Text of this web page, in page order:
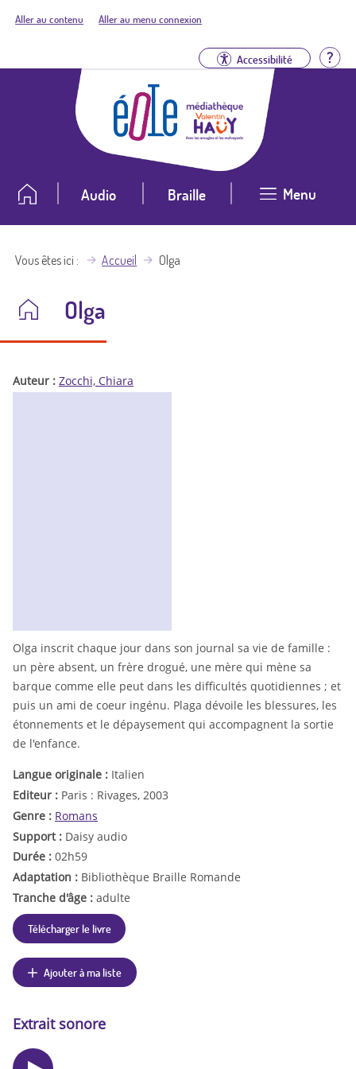
Aller au contenu Aller au menu connexion
Accessibilité
Audio Braille Menu
Vous êtes ici Accueil Olga
Olga
Auteur : Zocchi, Chiara
Olga inscrit chaque jour dans son journal sa vie de famille :
un père absent, un frère drogué, une mère qui mène sa
barque comme elle peut dans les difficultés quotidiennes ; et
puis un ami de coeur ingénu. Plaga dévoile les blessures, les
étonnements et le dépaysement qui accompagnent la sortie
de l'enfance.
Langue originale : Italien
Editeur : Paris : Rivages, 2003
Genre : Romans
Support : Daisy audio
Durée : 02h59
Adaptation : Bibliothèque Braille Romande
Tranche d'âge : adulte
Télécharger le livre
Ajouter à ma liste
Extrait sonore